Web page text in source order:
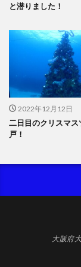
と潜りました！
2022年12月12日
二日目のクリスマス
戸！
大阪府